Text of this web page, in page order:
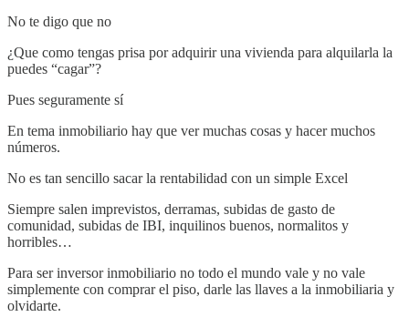
No te digo que no
¿Que como tengas prisa por adquirir una vivienda para alquilarla la
puedes “cagar”?
Pues seguramente sí
En tema inmobiliario hay que ver muchas cosas y hacer muchos
números.
No es tan sencillo sacar la rentabilidad con un simple Excel
Siempre salen imprevistos, derramas, subidas de gasto de
comunidad, subidas de IBI, inquilinos buenos, normalitos y
horribles…
Para ser inversor inmobiliario no todo el mundo vale y no vale
simplemente con comprar el piso, darle las llaves a la inmobiliaria y
olvidarte.